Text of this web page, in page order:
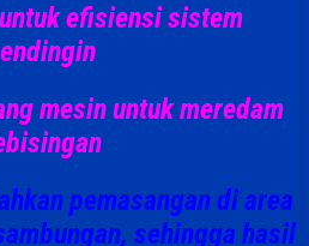
efisiensi sistem
mesinuntuk meredam
pemasangan di area
sehingga hasil